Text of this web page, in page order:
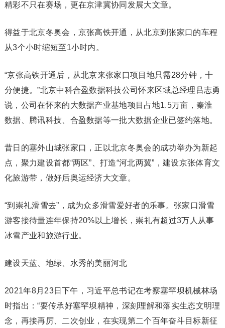
精彩不只在赛场，更在京津冀协同发展大文章。
得益于北京冬奥会，京张高铁开通，从北京到张家口的车程
从3个小时缩短至1小时内。
“京张高铁开通后，从北京来张家口项目地只需28分钟，十
分便捷。”北京中科合盈数据科技公司怀来区域总经理吕志勇
说，公司在怀来的大数据产业基地项目占地1.5万亩，秦淮
数据、腾讯科技、合盈数据等一批大数据企业已签约落地。
昔日的塞外山城张家口，正以北京冬奥会的成功举办为新起
点，聚力建设首都“两区”、打造“河北两翼”，建设京张体育文
化旅游带，做好后奥运经济大文章。
“到崇礼滑雪去”，成为众多滑雪爱好者的乐事。张家口滑雪
游客接待量连年保持20%以上增长，崇礼有超过3万人从事
冰雪产业和旅游行业。
建设天蓝、地绿、水秀的美丽河北
2021年8月23日下午，习近平总书记在考察塞罕坝机械林场
时指出：“要传承好塞罕坝精神，深刻理解和落实生态文明理
念，再接再厉、二次创业，在实现第二个百年奋斗目标新征